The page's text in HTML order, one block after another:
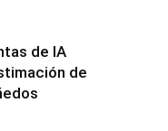
de IA
de